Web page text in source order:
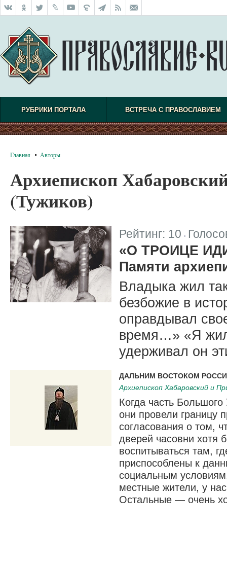
РУБРИКИ ПОРТАЛА ВСТРЕЧА С ПРАВОСЛАВИЕМ
Главная Авторы
Архиепископ
(Тужиков)
Рейтинг: 10
«О ТРОИЦЕ
Памяти
Владыка жил
безбожие в
оправдывал
время…» «Я
удерживал он
ДАЛЬНИМ ВОСТОКОМ
Архиепископ Хабаровский и
Когда часть
они провели границу
согласования о том,
дверей часовни
воспитываться там,
приспособлены к
социальным
местные жители, у
Остальные — очень